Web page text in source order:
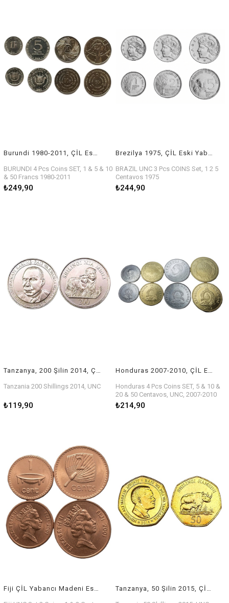
BURUNDI 4 Pcs Coins SET, 1 & 5 & 10
& 50 Francs 1980-2011
₺249,90
BRAZIL UNC 3 Pcs COINS Set, 1 2 5
Centavos 1975
₺244,90
Tanzanya, 200 Şilin 2014, ÇİL Yabancı Madeni Eski Para
Tanzania 200 Shillings 2014, UNC
₺119,90
Honduras 2007-2010, ÇİL Eski Yabancı Madeni Para Seti
Honduras 4 Pcs Coins SET, 5 & 10 &
20 & 50 Centavos, UNC, 2007-2010
₺214,90